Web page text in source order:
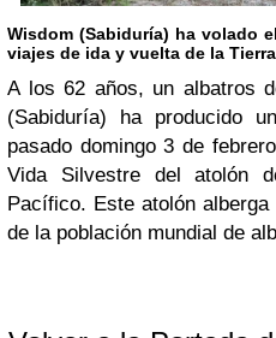
Wisdom (Sabiduría) ha volado
viajes de ida y vuelta de la
A los 62 años, un albatros
(Sabiduría) ha producido
pasado domingo 3 de
Vida Silvestre del atolón
Pacífico. Este atolón
de la población mundial de